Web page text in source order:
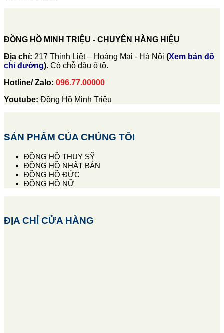
ĐỒNG HỒ MINH TRIỆU - CHUYÊN HÀNG HIỆU
Địa chỉ: 217 Thịnh Liệt – Hoàng Mai - Hà Nội (Xem bản đồ
chỉ đường). Có chỗ đậu ô tô.
Hotline/ Zalo: 096.77.00000
Youtube: Đồng Hồ Minh Triệu
SẢN PHẨM CỦA CHÚNG TÔI
ĐỒNG HỒ THỤY SỸ
ĐỒNG HỒ NHẬT BẢN
ĐỒNG HỒ ĐỨC
ĐỒNG HỒ NỮ
ĐỊA CHỈ CỬA HÀNG